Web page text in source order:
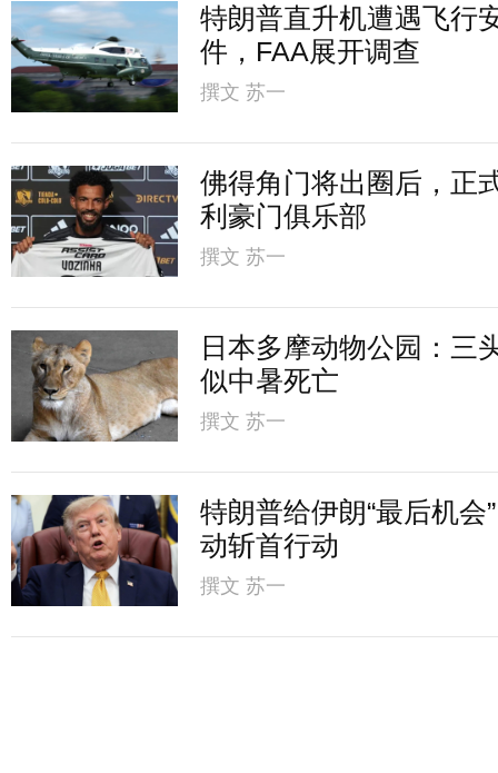
特朗普直升机遭遇飞行
件，FAA展开调查
撰文 苏一
佛得角门将出圈后，正
利豪门俱乐部
撰文 苏一
日本多摩动物公园：三
似中暑死亡
撰文 苏一
特朗普给伊朗“最后机会
动斩首行动
撰文 苏一